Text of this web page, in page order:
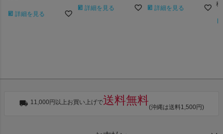
詳細を見る
詳細を見る 詳細を見る
税
11,000円以上お買い上げで送料無料
(沖縄は送料1,500円)